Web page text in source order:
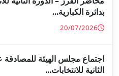
على النتائج الأولية للدورة